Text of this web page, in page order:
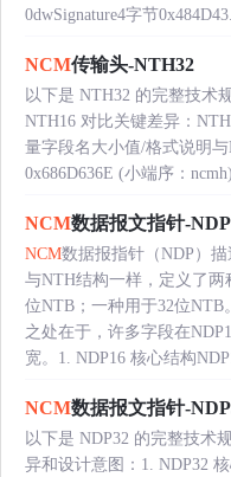
0dwSignature4字节
NCM传输头-NTH32
以下是 NTH32 的完整技术
NTH16 对比关键差异：
量字段名大小值/格式说明与
0x686D636E (小端序：
NCM数据报文指针-
NCM数据报指针（NDP）描
与NTH结构一样，定义了两
位NTB；一种用于32位NTB
之处在于，许多字段在
宽。1. NDP16 核心结构
NCM数据报文指针-
以下是 NDP32 的完整技术
异和设计意图：1. NDP32